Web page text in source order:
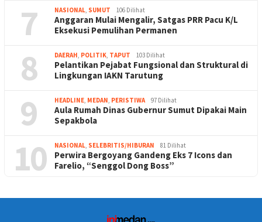
7 NASIONAL, SUMUT 106 Dilihat
Anggaran Mulai Mengalir, Satgas PRR Pacu K/L
Eksekusi Pemulihan Permanen
8 DAERAH, POLITIK, TAPUT 103 Dilihat
Pelantikan Pejabat Fungsional dan Struktural di
Lingkungan IAKN Tarutung
9 HEADLINE, MEDAN, PERISTIWA 97 Dilihat
Aula Rumah Dinas Gubernur Sumut Dipakai Main
Sepakbola
10 NASIONAL, SELEBRITIS/HIBURAN 81 Dilihat
Perwira Bergoyang Gandeng Eks 7 Icons dan
Farelio, “Senggol Dong Boss”